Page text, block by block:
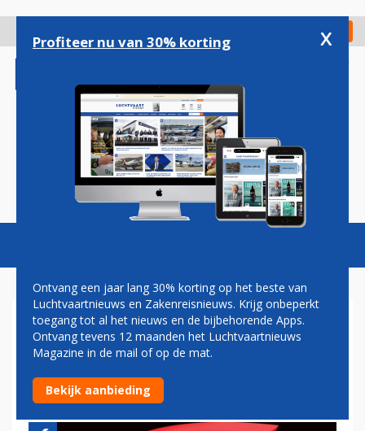
gaan
Check in
Magazine Podcasts Vacatures
EMBRAER GAAT SAMEN MET
SENNA BRAND EEN EVTOL
BOUWEN
Profiteer nu van 30% korting x
Ontvang een jaar lang 30% korting op het beste van
Luchtvaartnieuws en Zakenreisnieuws. Krijg onbeperkt
toegang tot al het nieuws en de bijbehorende Apps.
Ontvang tevens 12 maanden het Luchtvaartnieuws
Magazine in de mail of op de mat.
Bekijk aanbieding